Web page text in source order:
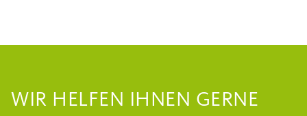
WIR HELFEN IHNEN GERNE